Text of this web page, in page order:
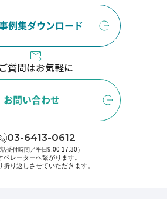
例集ダウンロード
ご質問はお気軽に
お問い合わせ
03-6413-0612
話受付時間／平日9:00-17:30）
レーターへ繋がります。
折り返しさせていただきます。